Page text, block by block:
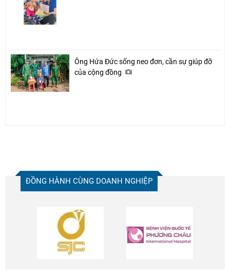
Ông Hứa Đức sống neo đơn, cần sự giúp đỡ
của cộng đồng
ĐỒNG HÀNH CÙNG DOANH NGHIỆP